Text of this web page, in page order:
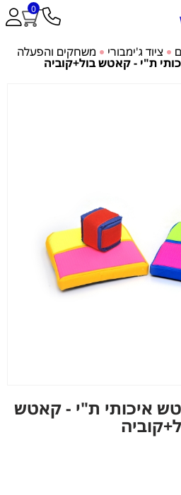
0
ציוד ג'ימבורי משחקים והפעלה
ת"י - קאטש בול+קוביה
איכותי ת"י - קאטש